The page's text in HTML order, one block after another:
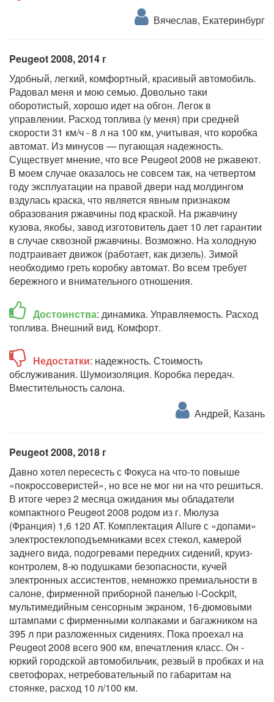
Вячеслав, Екатеринбург
Peugeot 2008, 2014 г
Удобный, легкий, комфортный, красивый автомобиль.
Радовал меня и мою семью. Довольно таки
оборотистый, хорошо идет на обгон. Легок в
управлении. Расход топлива (у меня) при средней
скорости 31 км/ч - 8 л на 100 км, учитывая, что коробка
автомат. Из минусов — пугающая надежность.
Существует мнение, что все Peugeot 2008 не ржавеют.
В моем случае оказалось не совсем так, на четвертом
году эксплуатации на правой двери над молдингом
вздулась краска, что является явным признаком
образования ржавчины под краской. На ржавчину
кузова, якобы, завод изготовитель дает 10 лет гарантии
в случае сквозной ржавчины. Возможно. На холодную
подтраивает движок (работает, как дизель). Зимой
необходимо греть коробку автомат. Во всем требует
бережного и внимательного отношения.
Достоинства: динамика. Управляемость. Расход
топлива. Внешний вид. Комфорт.
Недостатки: надежность. Стоимость
обслуживания. Шумоизоляция. Коробка передач.
Вместительность салона.
Андрей, Казань
Peugeot 2008, 2018 г
Давно хотел пересесть с Фокуса на что-то повыше
«покроссоверистей», но все не мог ни на что решиться.
В итоге через 2 месяца ожидания мы обладатели
компактного Peugeot 2008 родом из г. Мюлуза
(Франция) 1,6 120 AT. Комплектация Allure с «допами»
электростеклоподъемниками всех стекол, камерой
заднего вида, подогревами передних сидений, круиз-
контролем, 8-ю подушками безопасности, кучей
электронных ассистентов, немножко премиальности в
салоне, фирменной приборной панелью i-Cockpit,
мультимедийным сенсорным экраном, 16-дюмовыми
штампами с фирменными колпаками и багажником на
395 л при разложенных сидениях. Пока проехал на
Peugeot 2008 всего 900 км, впечатления класс. Он -
юркий городской автомобильчик, резвый в пробках и на
светофорах, нетребовательный по габаритам на
стоянке, расход 10 л/100 км.